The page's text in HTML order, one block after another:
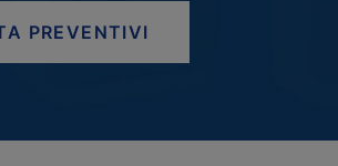
PREVENTIVI